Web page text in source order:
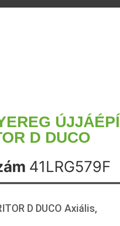
D DUCO
41LRG579F
D DUCO Axiális,